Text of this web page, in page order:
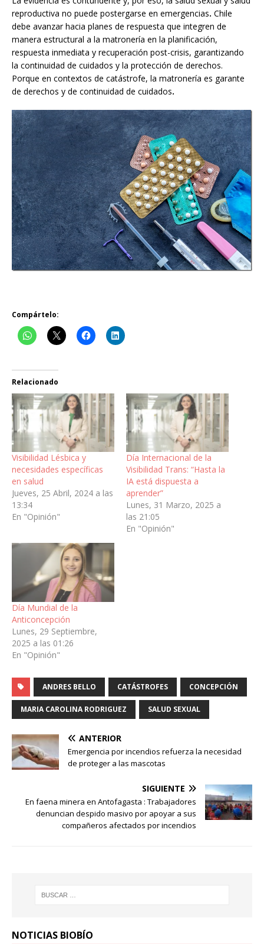
reproductiva no puede postergarse en emergencias. Chile
debe avanzar hacia planes de respuesta que integren de
manera estructural a la matronería en la planificación,
respuesta inmediata y recuperación post-crisis, garantizando
la continuidad de cuidados y la protección de derechos.
Porque en contextos de catástrofe, la matronería es garante
de derechos y de continuidad de cuidados.
Compártelo:
Relacionado
Visibilidad Lésbica y
necesidades específicas
en salud
Jueves, 25 Abril, 2024 a las
13:34
En "Opinión"
Día Internacional de la
Visibilidad Trans: “Hasta la
IA está dispuesta a
aprender”
Lunes, 31 Marzo, 2025 a
las 21:05
En "Opinión"
Día Mundial de la
Anticoncepción
Lunes, 29 Septiembre,
2025 a las 01:26
En "Opinión"
ANDRES BELLO CATÁSTROFES CONCEPCIÓN
MARIA CAROLINA RODRIGUEZ SALUD SEXUAL
ANTERIOR
Emergencia por incendios refuerza la necesidad
de proteger a las mascotas
SIGUIENTE
En faena minera en Antofagasta : Trabajadores
denuncian despido masivo por apoyar a sus
compañeros afectados por incendios
NOTICIAS BIOBÍO